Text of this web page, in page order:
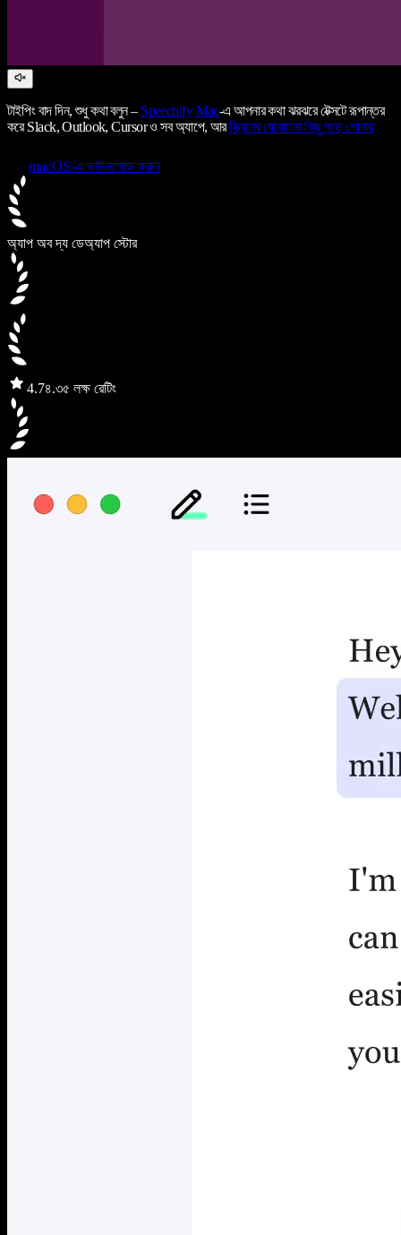
টাইপিং বাদ দিন, শুধু কথা বলুন – Speechify Mac-এ আপনার কথা ঝরঝরে টেক্সটে রূপান্তর
করে Slack, Outlook, Cursor ও সব অ্যাপে, আরস্ক্রিনের যেকোনো কিছু পড়ে শোনায়
macOS-এ ডাউনলোড করুন
অ্যাপ অব দ্য ডেঅ্যাপ স্টোর
4.7৪.৩৫ লক্ষ রেটিং